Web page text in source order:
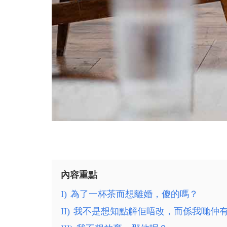
內容重點
I) 為了一杯茶而想離婚，傻的嗎？
II) 我不是想知點解佢唔改，而係我哋仲